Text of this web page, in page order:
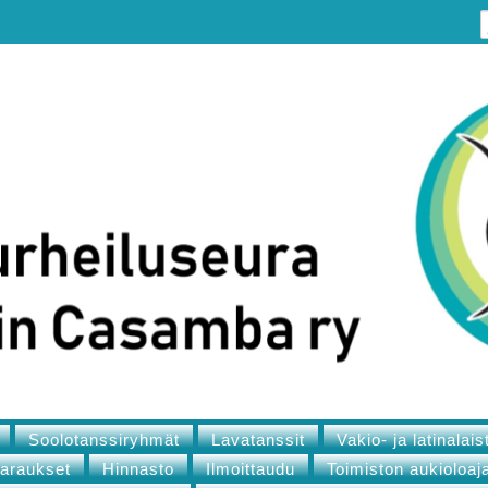
Soolotanssiryhmät Lavatanssit
Vakio- ja
Hinnasto Ilmoittaudu Toimiston